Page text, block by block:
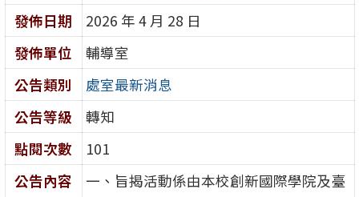
發佈日期
2026 年 4 月 28 日
發佈單位
輔導室
公告類別
處室最新消息
公告等級
轉知
點閱次數
101
公告內容
一、旨揭活動係由本校創新國際學院及臺